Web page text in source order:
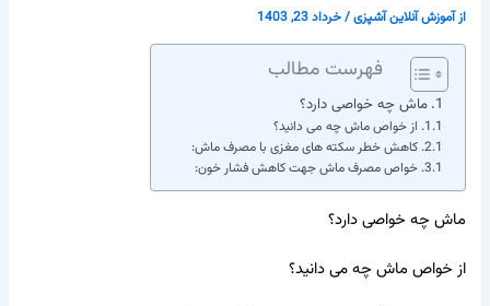
ازآموزش آنلاین آشپزی/خرداد 23, 1403
فهرست مطالب
ماش چه خواصی دارد؟
از خواص ماش چه می دانید؟
کاهش خطر سکته های مغزی با مصرف ماش:
خواص مصرف ماش جهت کاهش فشار خون:
ماش چه خواصی دارد؟
از خواص ماش چه می دانید؟